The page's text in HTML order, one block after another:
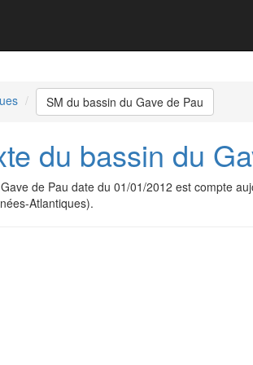
SM du bassin du Gave de Pau
du bassin du
de Pau date du 01/01/2012 est compte
Atlantiques).